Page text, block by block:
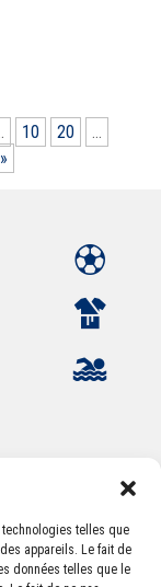
telles que
appareils. Le fait de
données telles que le
10 20
…
»